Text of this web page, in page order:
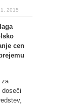
2015
cen
za